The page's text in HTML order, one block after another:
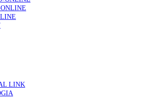
de rastreio do cancro do pulmão são
e representam um investimento
para os sistemas de saúde”
em cada dez doentes com enfarte
níveis elevados de Lp(a), revela estudo
LINK